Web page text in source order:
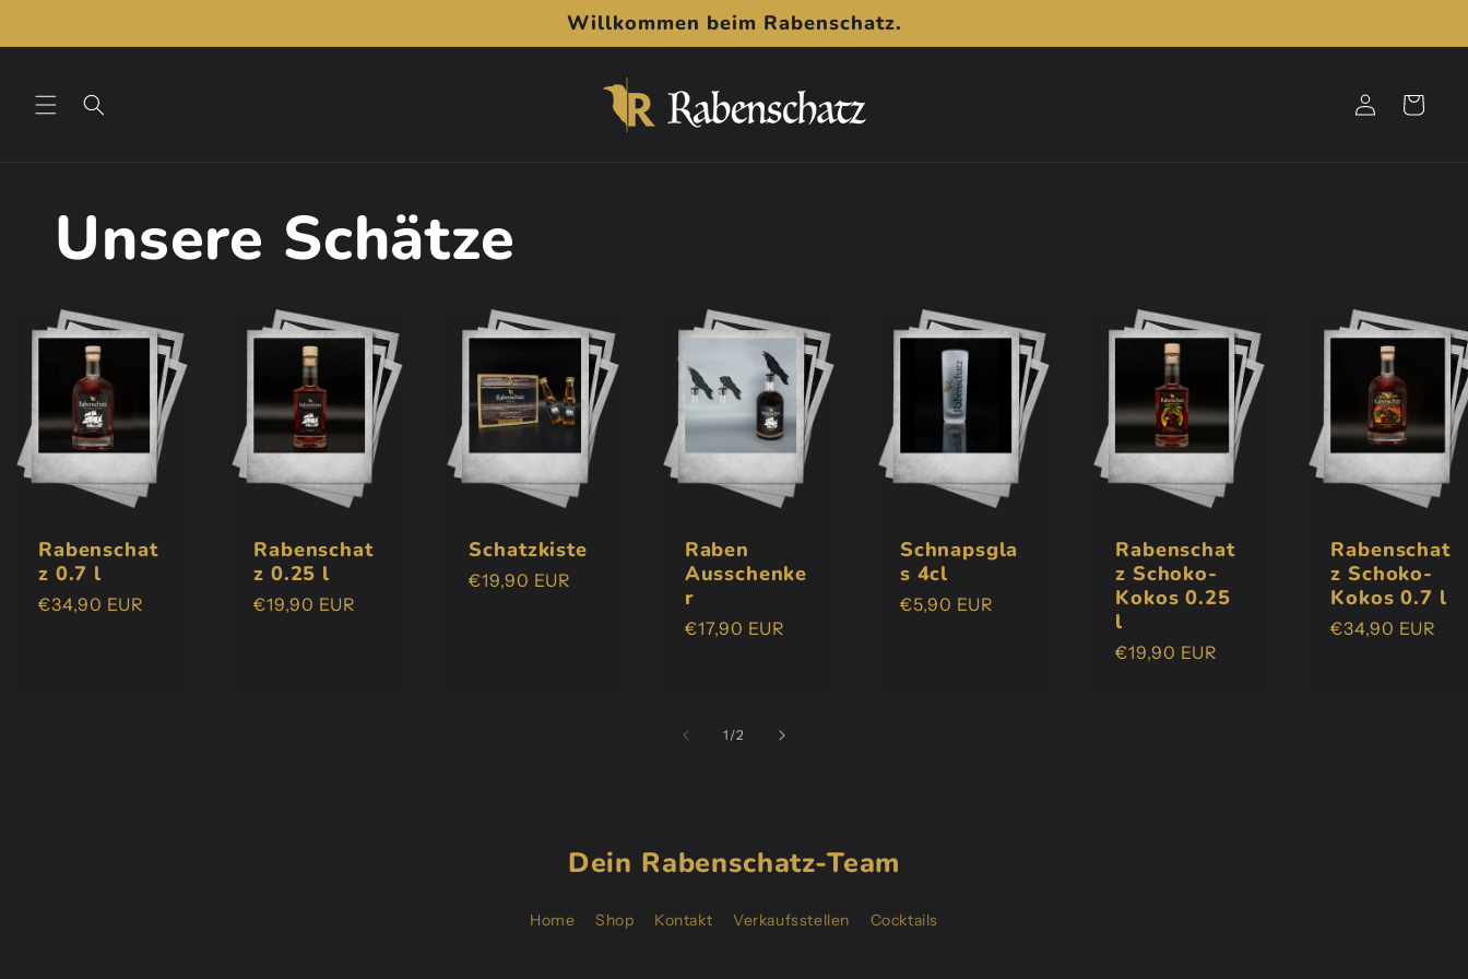
Inhalt
Willkommen beim Rabenschatz.
EinloggenWarenkorb
Unsere Schätze
Rabenschat
z 0.7 l
Normaler
€34,90 EUR
Rabenschat
z 0.25 l
Normaler
€19,90 EUR
Schatzkiste
Normaler
€19,90 EUR
Raben
Ausschenke
r
Normaler
€17,90 EUR
Schnapsgla
s 4cl
Normaler
€5,90 EUR
Rabenschat
z Schoko-
Kokos 0.25
l
Normaler
€19,90 EUR
Rabenschat
z Schoko-
Kokos 0.7 l
Normaler
€34,90 EUR
1 /von
2
Dein Rabenschatz-Team
Home Shop Kontakt Verkaufsstellen Cocktails